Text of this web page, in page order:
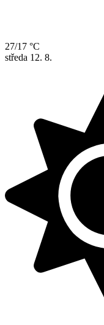
27/17 °C
středa 12. 8.